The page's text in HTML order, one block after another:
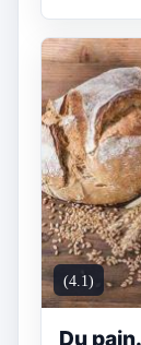
(4.1)
Du